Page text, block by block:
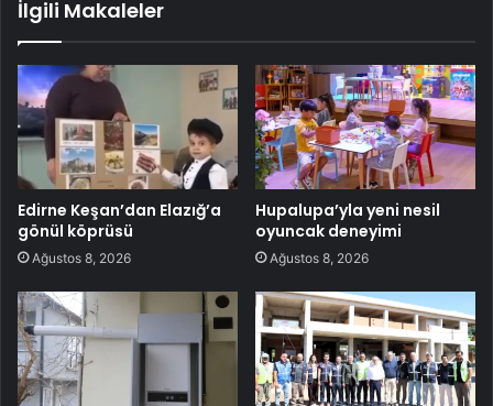
İlgili Makaleler
Edirne Keşan’dan Elazığ’a
gönül köprüsü
Ağustos 8, 2026
Hupalupa’yla yeni nesil
oyuncak deneyimi
Ağustos 8, 2026